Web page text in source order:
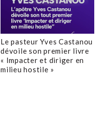
Le pasteur Yves Castanou
dévoile son premier livre
« Impacter et diriger en
milieu hostile »